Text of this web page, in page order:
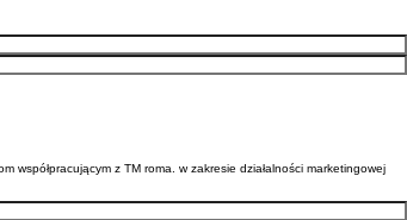
z TM roma. w zakresie działalności marketingowej